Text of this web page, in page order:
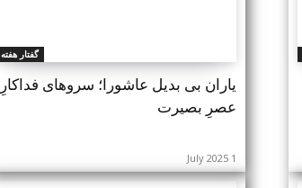
گفتار هفته
یاران بی بدیل عاشورا؛ سروهای فداکارِ
عصرِ بصیرت
1 July 2025